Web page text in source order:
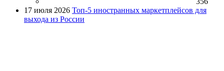
17 июля 2026 Топ-5 иностранных маркетплейсов для
выхода из России